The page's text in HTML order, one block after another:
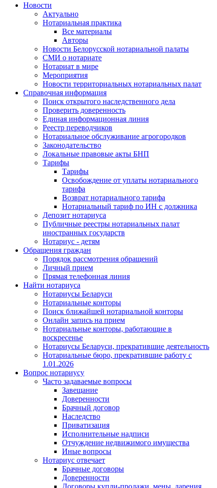
Новости
Актуально
Нотариальная практика
Все материалы
Авторы
Новости Белорусской нотариальной палаты
СМИ о нотариате
Нотариат в мире
Мероприятия
Новости территориальных нотариальных палат
Справочная информация
Поиск открытого наследственного дела
Проверить доверенность
Единая информационная линия
Реестр переводчиков
Нотариальное обслуживание агрогородков
Законодательство
Локальные правовые акты БНП
Тарифы
Тарифы
Освобождение от уплаты нотариального
тарифа
Возврат нотариального тарифа
Нотариальный тариф по ИН с должника
Депозит нотариуса
Публичные реестры нотариальных палат
иностранных государств
Нотариус - детям
Обращения граждан
Порядок рассмотрения обращений
Личный прием
Прямая телефонная линия
Найти нотариуса
Нотариусы Беларуси
Нотариальные конторы
Поиск ближайшей нотариальной конторы
Онлайн запись на прием
Нотариальные конторы, работающие в
воскресенье
Нотариусы Беларуси, прекратившие деятельность
Нотариальные бюро, прекратившие работу с
1.01.2026
Вопрос нотариусу
Часто задаваемые вопросы
Завещание
Доверенности
Брачный договор
Наследство
Приватизация
Исполнительные надписи
Отчуждение недвижимого имущества
Иные вопросы
Нотариус отвечает
Брачные договоры
Доверенности
Договоры купли-продажи, мены, дарения